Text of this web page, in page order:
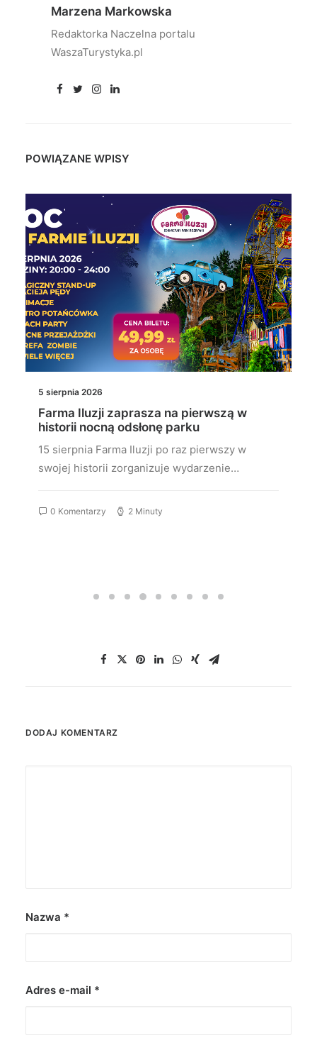
Marzena Markowska
Redaktorka Naczelna portalu
WaszaTurystyka.pl
POWIĄZANE WPISY
5 sierpnia 2026
Farma Iluzji zaprasza na pierwszą w
historii nocną odsłonę parku
15 sierpnia Farma Iluzji po raz pierwszy w
swojej historii zorganizuje wydarzenie…
0 Komentarzy 2 Minuty
DODAJ KOMENTARZ
Nazwa *
Adres e-mail *